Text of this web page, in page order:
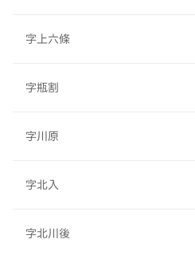
字上六條
字瓶割
字川原
字北入
字北川後